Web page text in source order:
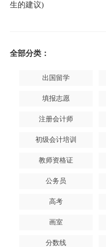
生的建议)
全部分类：
出国留学
填报志愿
注册会计师
初级会计培训
教师资格证
公务员
高考
画室
分数线